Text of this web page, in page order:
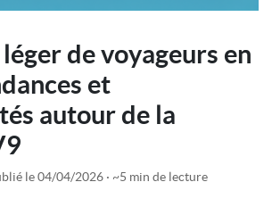
de voyageurs en
et
autour de la
le 04/04/2026 ~5 min de lecture